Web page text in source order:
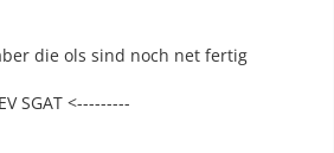
die ols sind noch net fertig
SGAT <---------